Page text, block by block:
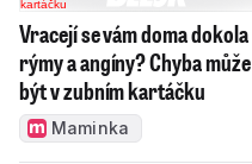
Vracejí se vám doma dokola
rýmy a angíny? Chyba může
být v zubním kartáčku
Maminka